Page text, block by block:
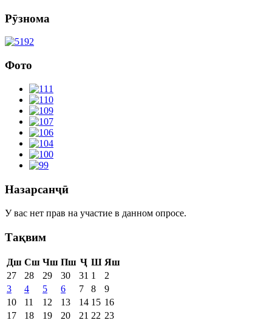
Рӯзнома
Фото
Назарсанҷӣ
У вас нет прав на участие в данном опросе.
Тақвим
Дш Сш Чш Пш Ҷ Ш Яш
27
28 29 30 31 1
2
3
4 5 6 7 8
9
10
11 12 13 14 15 16
17
18 19 20 21 22 23